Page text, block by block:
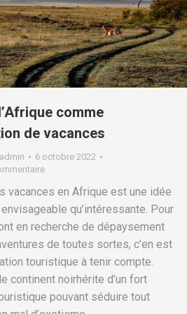
comme
de vacances
admin
6 octobre 2022
vacances en Afrique est une idée
qu’intéressante. Pour
en recherche de dépaysement
de toutes sortes, c’en est
touristique à tenir compte.
continent noirhérite d’un fort
pouvant séduire tout